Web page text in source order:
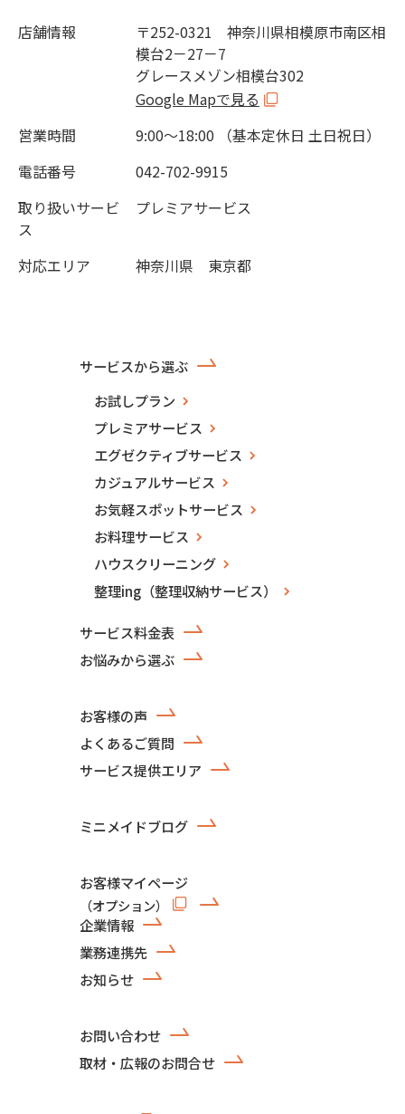
店舗情報
〒252-0321 神奈川県相模原市南区相
模台2－27－7
グレースメゾン相模台302
Google Mapで見る
営業時間
9:00～18:00 （基本定休日 土日祝日）
電話番号
042-702-9915
取り扱いサービ
ス
プレミアサービス
対応エリア 神奈川県 東京都
サービスから選ぶ
お試しプラン
プレミアサービス
エグゼクティブサービス
カジュアルサービス
お気軽スポットサービス
お料理サービス
ハウスクリーニング
整理ing（整理収納サービス）
サービス料金表
お悩みから選ぶ
お客様の声
よくあるご質問
サービス提供エリア
ミニメイドブログ
お客様マイページ
（オプション）
企業情報
業務連携先
お知らせ
お問い合わせ
取材・広報のお問合せ